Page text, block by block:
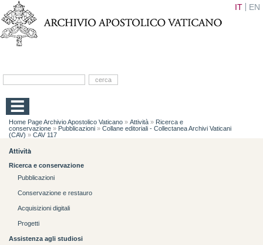
IT EN
Home Page Archivio Apostolico Vaticano » Attività » Ricerca e
conservazione » Pubblicazioni » Collane editoriali - Collectanea Archivi Vaticani
(CAV) » CAV 117
Attività
Ricerca e conservazione
Pubblicazioni
Conservazione e restauro
Acquisizioni digitali
Progetti
Assistenza agli studiosi